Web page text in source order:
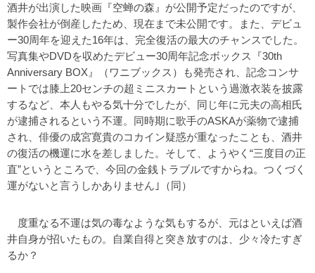
酒井が出演した映画『空蝉の森』が公開予定だったのですが、
製作会社が倒産したため、現在まで未公開です。また、デビュ
ー30周年を迎えた16年は、完全復活の最大のチャンスでした。
写真集やDVDを収めたデビュー30周年記念ボックス『30th
Anniversary BOX』（ワニブックス）も発売され、記念コンサ
ートでは膝上20センチの超ミニスカートという過激衣装を披露
するなど、本人もやる気十分でしたが、同じ年に元夫の高相氏
が逮捕されるという不運。同時期に歌手のASKAが薬物で逮捕
され、俳優の成宮寛貴のコカイン疑惑が重なったことも、酒井
の復活の機運に水を差しました。そして、ようやく“三度目の正
直”というところで、今回の金銭トラブルですからね。つくづく
運がないと言うしかありません｣（同）
度重なる不運は気の毒なような気もするが、元はといえば酒
井自身が招いたもの。自業自得と突き放すのは、少々冷たすぎ
るか？